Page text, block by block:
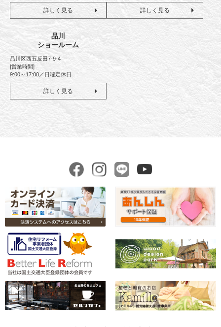
詳しく見る 詳しく見る
品川
ショールーム
品川区西五反田7-9-4
[営業時間]
9:00～17:00／日曜定休日
詳しく見る